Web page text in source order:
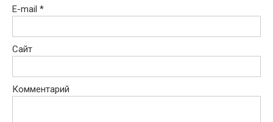
E-mail *
Сайт
Комментарий